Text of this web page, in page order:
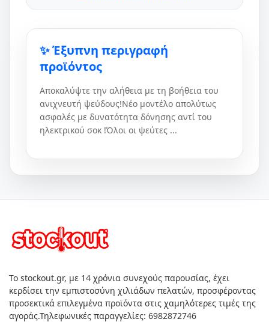
✨ Έξυπνη περιγραφή
προϊόντος
Αποκαλύψτε την αλήθεια με τη βοήθεια του
ανιχνευτή ψεύδους!Νέο μοντέλο απολύτως
ασφαλές με δυνατότητα δόνησης αντί του
ηλεκτρικού σοκ !Όλοι οι ψεύτες ...
Το stockout.gr, με 14 χρόνια συνεχούς παρουσίας, έχει
κερδίσει την εμπιστοσύνη χιλιάδων πελατών, προσφέροντας
προσεκτικά επιλεγμένα προϊόντα στις χαμηλότερες τιμές της
αγοράς.Τηλεφωνικές παραγγελίες: 6982872746